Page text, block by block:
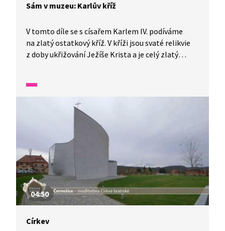
Sám v muzeu: Karlův kříž
V tomto díle se s císařem Karlem IV. podíváme
na zlatý ostatkový kříž. V kříži jsou svaté relikvie
z doby ukřižování Ježíše Krista a je celý zlatý
04:50
Církev